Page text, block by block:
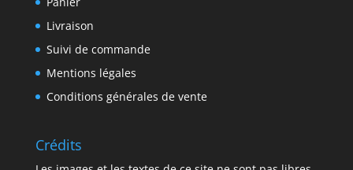
Livraison
Suivi de commande
Mentions légales
Conditions générales de vente
Crédits